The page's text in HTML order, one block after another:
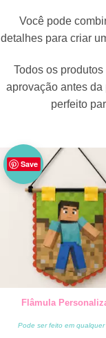
Você pode
detalhes para criar
Todos os
aprovação antes
perfeito
Save
NO
VO
Flâmula
Pode ser feito em qualquer